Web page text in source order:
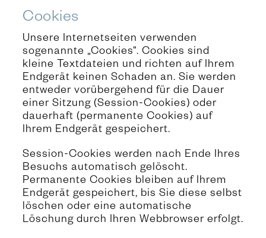
Cookies
Unsere Internetseiten verwenden
sogenannte „Cookies“. Cookies sind
kleine Textdateien und richten auf Ihrem
Endgerät keinen Schaden an. Sie werden
entweder vorübergehend für die Dauer
einer Sitzung (Session-Cookies) oder
dauerhaft (permanente Cookies) auf
Ihrem Endgerät gespeichert.
Session-Cookies werden nach Ende Ihres
Besuchs automatisch gelöscht.
Permanente Cookies bleiben auf Ihrem
Endgerät gespeichert, bis Sie diese selbst
löschen oder eine automatische
Löschung durch Ihren Webbrowser erfolgt.